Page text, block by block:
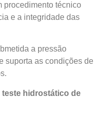
procedimento técnico
e a integridade das
a pressão
suporta as condições de
teste hidrostático de